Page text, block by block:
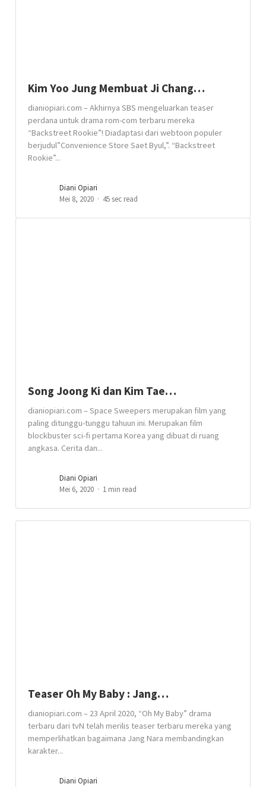
Kim Yoo Jung Membuat Ji Chang…
dianiopiari.com – Akhirnya SBS mengeluarkan teaser
perdana untuk drama rom-com terbaru mereka
“Backstreet Rookie”! Diadaptasi dari webtoon populer
berjudul”Convenience Store Saet Byul,”. “Backstreet
Rookie”...
Diani Opiari
Mei 8, 2020
45 sec read
Song Joong Ki dan Kim Tae…
dianiopiari.com – Space Sweepers merupakan film yang
paling ditunggu-tunggu tahuun ini. Merupakan film
blockbuster sci-fi pertama Korea yang dibuat di ruang
angkasa. Cerita dan...
Diani Opiari
Mei 6, 2020
1 min read
Teaser Oh My Baby : Jang…
dianiopiari.com – 23 April 2020, “Oh My Baby” drama
terbaru dari tvN telah merilis teaser terbaru mereka yang
memperlihatkan bagaimana Jang Nara membandingkan
karakter...
Diani Opiari